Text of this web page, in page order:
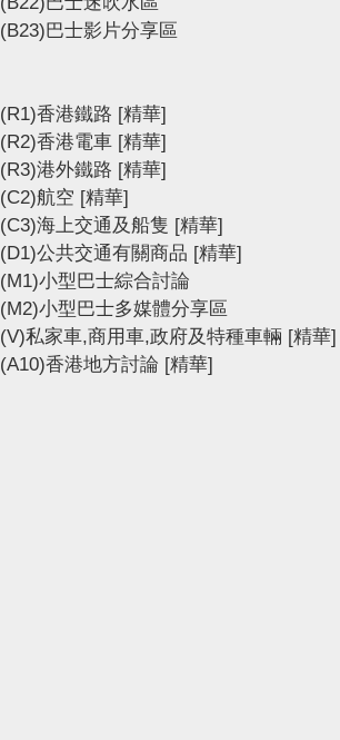
(B23)巴士影片分享區
(R1)香港鐵路 [精華]
(R2)香港電車 [精華]
(R3)港外鐵路 [精華]
(C2)航空 [精華]
(C3)海上交通及船隻 [精華]
(D1)公共交通有關商品 [精華]
(M1)小型巴士綜合討論
(M2)小型巴士多媒體分享區
(V)私家車,商用車,政府及特種車輛 [精華]
(A10)香港地方討論 [精華]